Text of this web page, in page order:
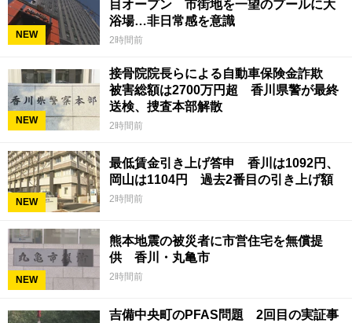
NEW
目オープン 市街地を一望のプールに大
浴場…非日常感を意識
2時間前
NEW
接骨院院長らによる自動車保険金詐欺
被害総額は2700万円超 香川県警が最終
送検、捜査本部解散
2時間前
NEW
最低賃金引き上げ答申 香川は1092円、
岡山は1104円 過去2番目の引き上げ額
2時間前
NEW
熊本地震の被災者に市営住宅を無償提
供 香川・丸亀市
2時間前
吉備中央町のPFAS問題 2回目の実証事